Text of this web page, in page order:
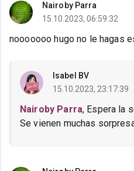
Nairoby Parra
15.10.2023, 06:59:32
nooooooo hugo no le hagas
Isabel BV
15.10.2023, 23:17:39
Nairoby Parra, Espera la
Se vienen muchas